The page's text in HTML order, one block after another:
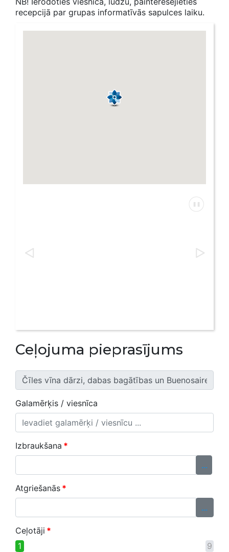
recepcijā par grupas informatīvās sapulces laiku.
Ceļojuma pieprasījums
Galamērķis / viesnīca
Izbraukšana *
...
Atgriešanās *
...
Ceļotāji *
9
1